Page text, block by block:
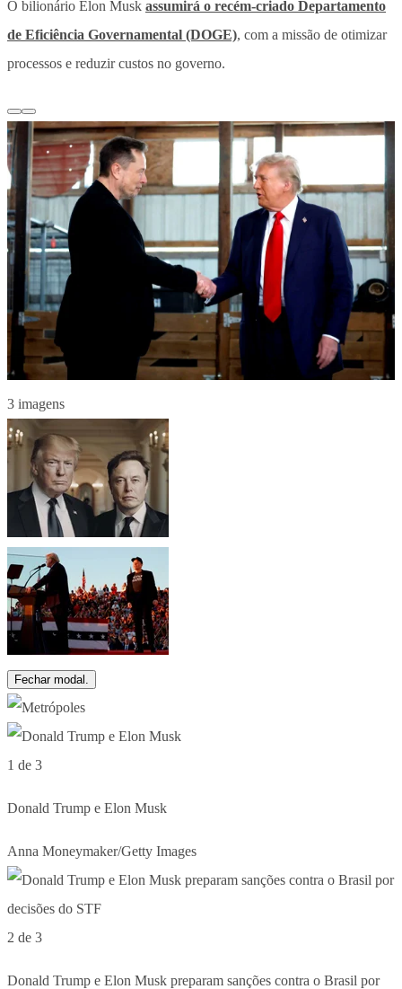
O bilionário Elon Musk assumirá o recém-criado Departamento
de Eficiência Governamental (DOGE), com a missão de otimizar
processos e reduzir custos no governo.
3 imagens
Fechar modal.
1 de 3
Donald Trump e Elon Musk
Anna Moneymaker/Getty Images
2 de 3
Donald Trump e Elon Musk preparam sanções contra o Brasil por